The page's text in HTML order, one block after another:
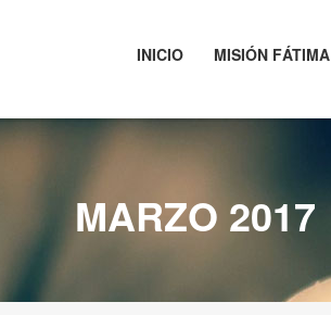
INICIO MISIÓN FÁTIMA
MARZO 2017